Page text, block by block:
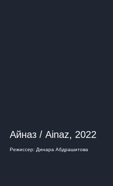
Айназ / Ainaz, 2022
Режиссер: Динара Абдрашитова